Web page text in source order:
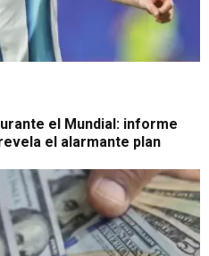
el Mundial: informe
el alarmante plan